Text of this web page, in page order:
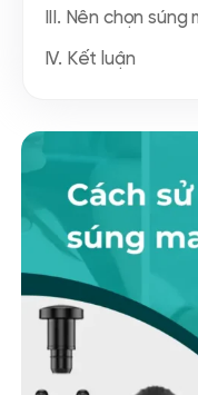
III. Nên chọn
IV. Kết luận